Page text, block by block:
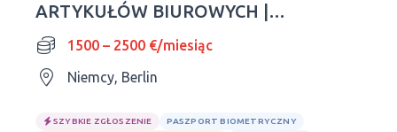
ARTYKUŁÓW BIUROWYCH |
1500–2500$
1500 – 2500 €/miesiąc
Niemcy, Berlin
SZYBKIE ZGŁOSZENIE
PASZPORT BIOMETRYCZNY